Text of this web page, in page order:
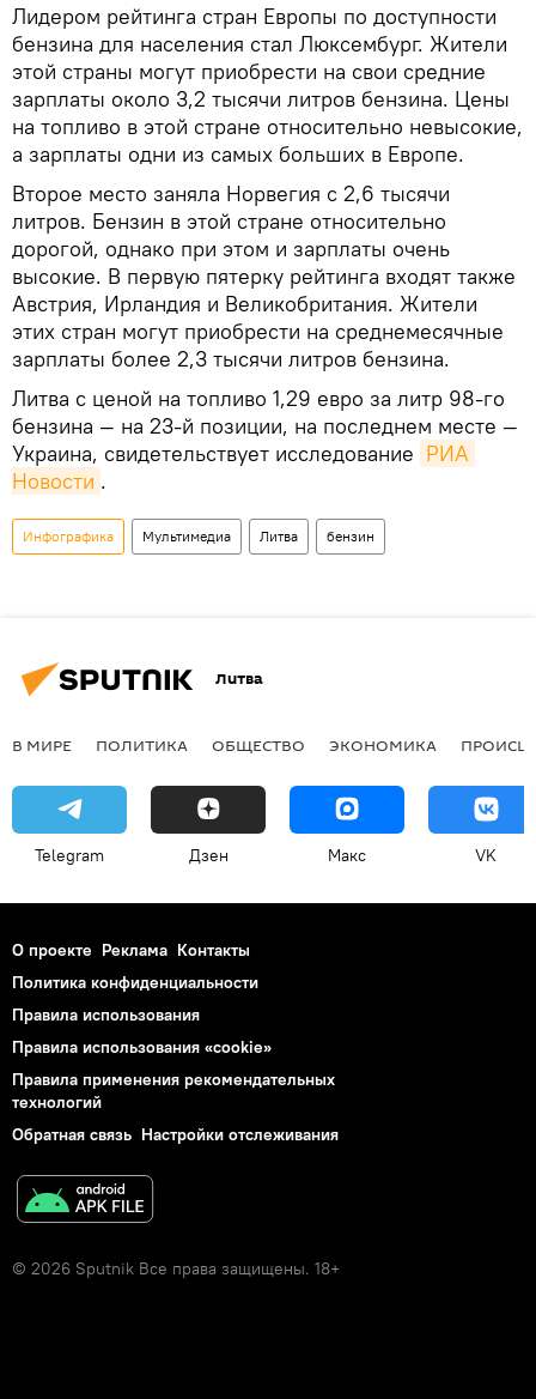
Лидером рейтинга стран Европы по доступности
бензина для населения стал Люксембург. Жители
этой страны могут приобрести на свои средние
зарплаты около 3,2 тысячи литров бензина. Цены
на топливо в этой стране относительно невысокие,
а зарплаты одни из самых больших в Европе.
Второе место заняла Норвегия с 2,6 тысячи
литров. Бензин в этой стране относительно
дорогой, однако при этом и зарплаты очень
высокие. В первую пятерку рейтинга входят также
Австрия, Ирландия и Великобритания. Жители
этих стран могут приобрести на среднемесячные
зарплаты более 2,3 тысячи литров бензина.
Литва с ценой на топливо 1,29 евро за литр 98-го
бензина — на 23-й позиции, на последнем месте —
Украина, свидетельствует исследование РИА
Новости .
Инфографика Мультимедиа Литва бензин
Литва
В МИРЕ ПОЛИТИКА ОБЩЕСТВО ЭКОНОМИКА
Telegram Дзен Макс VK
О проекте Реклама Контакты
Политика конфиденциальности
Правила использования
Правила использования «cookie»
Правила применения рекомендательных
технологий
Обратная связь Настройки отслеживания
© 2026 Sputnik Все права защищены. 18+